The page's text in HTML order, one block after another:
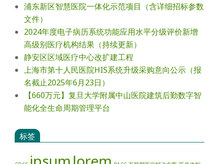
浦东新区智慧医院一体化示范项目（含详细招标参数
文件）
2024年度电⼦病历系统功能应⽤⽔平分级评价新增
⾼级别医疗机构结果（持续更新）
静安区区域医疗中心改扩建工程
上海市第十人民医院HIS系统升级采购意向公示（报
名截止2025年6月23日）
【660万元】复旦大学附属中山医院建筑后勤数字智
能化全生命周期管理平台
标签